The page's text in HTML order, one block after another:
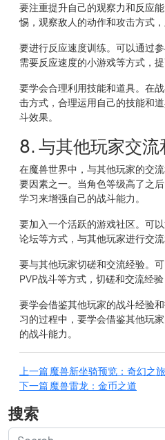
要注重提升自己的观察力和反应
惕，观察敌人的动作和攻击方式，
要进行反应速度训练。可以通过
需要反应速度的小游戏等方式，提
要学会合理利用技能和道具。在
击方式，合理运用自己的技能和
斗效果。
8. 与其他玩家交流
在魔兽世界中，与其他玩家的交
要因素之一。当角色等级高了之
学习来增强自己的战斗能力。
要加入一个活跃的游戏社区。可
论坛等方式，与其他玩家进行交流
要与其他玩家切磋和交流经验。
PVP战斗等方式，切磋和交流经验
要学会借鉴其他玩家的战斗经验
习的过程中，要学会借鉴其他玩
的战斗能力。
上一篇魔兽新坐骑预览：奇幻之
下一篇魔兽雷龙：金币之道
搜索